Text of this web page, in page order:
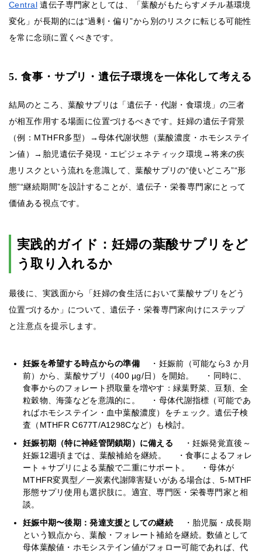
Central遺伝子専門家としては、「葉酸がもたらすメチル基環境
変化」が長期的には“過剰・偏り”から別のリスクに転じる可能性
を常に念頭に置くべきです。
5. 食事・サプリ・遺伝子環境を一体化して考える
結局のところ、葉酸サプリは「遺伝子・代謝・食環境」の三者
が相互作用する場面に位置づけるべきです。妊婦の遺伝子背景
（例：MTHFR多型）→母体代謝状態（葉酸濃度・ホモシステイ
ン値）→胎児遺伝子発現・エピジェネティック環境→将来の疾
患リスクという流れを意識して、葉酸サプリの“使いどころ”“形
態”“継続期間”を設計することが、遺伝子・栄養専門家にとって
価値ある視点です。
実践的ガイド：妊婦の葉酸サプリをど
う取り入れるか
最後に、実践面から「妊婦の食生活において葉酸サプリをどう
位置づけるか」について、遺伝子・栄養専門家向けにステップ
と注意点を提示します。
妊娠を希望する時点からの準備
・妊娠前（可能なら3 か月
前）から、葉酸サプリ（400 µg/日）を開始。 ・同時に、
食事からのフォレート摂取量を増やす：緑葉野菜、豆類、全
粒穀物、海藻などを意識的に。 ・母体代謝指標（可能であ
ればホモシステイン・血中葉酸濃度）をチェック。遺伝子検
査（MTHFR C677T/A1298Cなど）も検討。
妊娠初期（特に神経管閉鎖期）に備える
・妊娠発覚直後～
妊娠12週頃までは、葉酸補給を継続。 ・食事によるフォレ
ート＋サプリによる葉酸で二重にサポート。 ・母体が
MTHFR変異型／一炭素代謝障害疑いがある場合は、5-MTHF
形態サプリ使用も選択肢に。適宜、専門医・栄養専門家と相
談。
妊娠中期〜後期：発達支援としての継続
・胎児脳・成長期
という観点から、葉酸・フォレート補給を継続。数値として
母体葉酸値・ホモシステイン値がフォロー可能であれば、代